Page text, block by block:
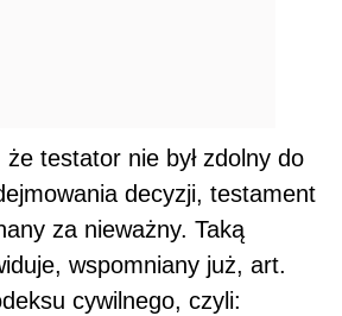
testator nie był zdolny do
decyzji, testament
za nieważny. Taką
wspomniany już, art.
cywilnego, czyli: